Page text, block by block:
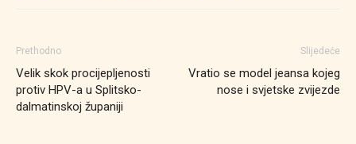
Prethodno
Velik skok procijepljenosti
protiv HPV-a u Splitsko-
dalmatinskoj županiji
Slijedeće
Vratio se model jeansa kojeg
nose i svjetske zvijezde